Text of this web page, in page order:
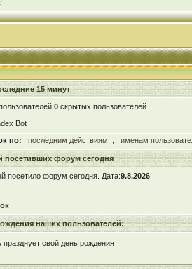
15 минут
0скрытых пользователей
Bot
по:
последним действиям именам
посетивших форум сегодня
посетило форум сегодня. Дата:9.8.2026
наших пользователей:
празднует свой день рождения